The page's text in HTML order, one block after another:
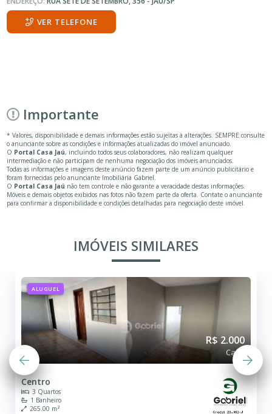
VER TELEFONE
Importante
* Valores, disponibilidade e demais informações estão sujeitas à alterações. SEMPRE consulte
o anunciante sobre as condições e informações atualizadas do imóvel anunciado.
O Portal Casa Jaú, incluindo todos seus colaboradores, não realizam qualquer
intermediação e não participam de nenhuma negociação dos imóveis anunciados.
Todas as informações e imagens deste anúncio fazem parte de um anúncio publicitário e
foram fornecidas pelo anunciante Imobiliária Gabriel.
O Portal Casa Jaú não tem controle e não garante a veracidade destas informações.
Móveis e demais objetos exibidos nas fotos não fazem parte da oferta. Contate o anunciante
para confirmar a disponibilidade e condições detalhadas para negociação deste imóvel.
IMÓVEIS SIMILARES
ALUGUEL
R$ 2.000
Casa
Centro
3 Quartos
1 Banheiro
265.00 m²